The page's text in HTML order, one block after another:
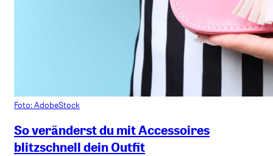
Foto: AdobeStock
So veränderst du mit Accessoires
blitzschnell dein Outfit